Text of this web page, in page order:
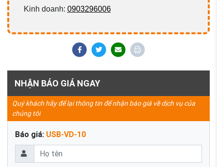
Kinh doanh: 0903296006
NHẬN BÁO GIÁ NGAY
Quý khách hãy để lại thông tin để nhận báo giá về dịch vụ của
chúng tôi
Báo giá: USB-VD-10